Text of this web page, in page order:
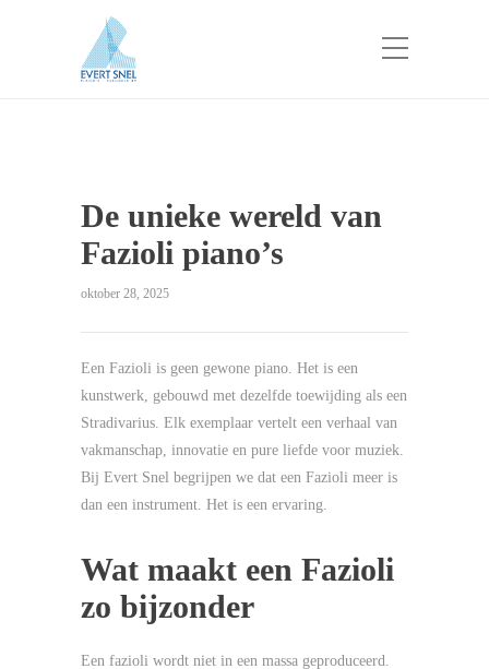
De unieke wereld van
Fazioli piano’s
oktober 28, 2025
Een Fazioli is geen gewone piano. Het is een
kunstwerk, gebouwd met dezelfde toewijding als een
Stradivarius. Elk exemplaar vertelt een verhaal van
vakmanschap, innovatie en pure liefde voor muziek.
Bij Evert Snel begrijpen we dat een Fazioli meer is
dan een instrument. Het is een ervaring.
Wat maakt een Fazioli
zo bijzonder
Een fazioli wordt niet in een massa geproduceerd.